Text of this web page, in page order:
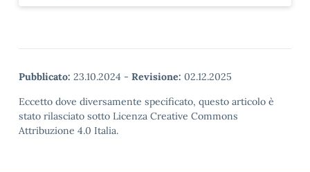
Pubblicato: 23.10.2024 - Revisione: 02.12.2025
Eccetto dove diversamente specificato, questo articolo è
stato rilasciato sotto Licenza Creative Commons
Attribuzione 4.0 Italia.